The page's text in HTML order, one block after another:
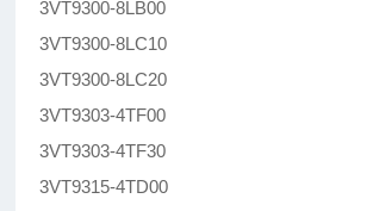
3VT9300-8LB00
3VT9300-8LC10
3VT9300-8LC20
3VT9303-4TF00
3VT9303-4TF30
3VT9315-4TD00